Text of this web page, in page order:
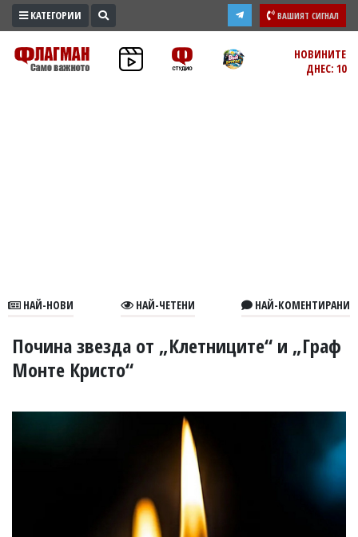
ПРОМО
ЗОНА
В
УКРАЙНА
РАЗСЛЕДВАНЕ
КАТЕГОРИИ ВАШИЯТ СИГНАЛ
НОВИНИТЕ
ДНЕС: 10
НАЙ-НОВИ НАЙ-ЧЕТЕНИ НАЙ-КОМЕНТИРАНИ
Почина звезда от „Клетниците“ и „Граф
Монте Кристо“